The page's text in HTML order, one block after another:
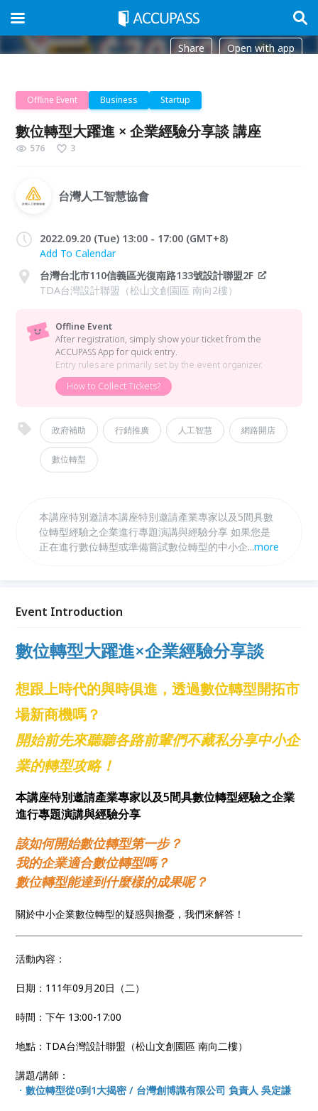
Share Open with app
Offline Event Business Startup
數位轉型大躍進 × 企業經驗分享談 講座
576 3
台灣人工智慧協會
2022.09.20 (Tue) 13:00 - 17:00 (GMT+8)
Add To Calendar
台灣台北市110信義區光復南路133號設計聯盟2F
TDA台灣設計聯盟（松山文創園區 南向2樓）
Offline Event
After registration, simply show your ticket from the
ACCUPASS App for quick entry.
Entry rules are primarily set by the event organizer.
How to Collect Tickets?
政府補助 行銷推廣 人工智慧 網路開店
數位轉型
本講座特別邀請本講座特別邀請產業專家以及5間具數
位轉型經驗之企業進行專題演講與經驗分享 如果您是
正在進行數位轉型或準備嘗試數位轉型的中小企業，現
...more
Event Introduction
數位轉型大躍進×企業經驗分享談
想跟上時代的與時俱進，透過數位轉型開拓市
場新商機嗎？
開始前先來聽聽各路前輩們不藏私分享中小企
業的轉型攻略！
本講座特別邀請產業專家以及5間具數位轉型經驗之企業
進行專題演講與經驗分享
該如何開始數位轉型第一步？
我的企業適合數位轉型嗎？
數位轉型能達到什麼樣的成果呢？
關於中小企業數位轉型的疑惑與擔憂，我們來解答！
活動內容：
日期：111年09月20日（二）
時間：下午 13:00-17:00
地點：TDA台灣設計聯盟（松山文創園區 南向二樓）
講題/講師：
・數位轉型從0到1大揭密 / 台灣創博識有限公司 負責人 吳定謙